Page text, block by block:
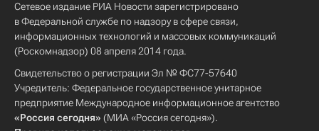
Сетевое издание РИА Новости зарегистрировано
в Федеральной службе по надзору в сфере связи,
информационных технологий и массовых коммуникаций
(Роскомнадзор) 08 апреля 2014 года.
Свидетельство о регистрации Эл № ФС77-57640
Учредитель: Федеральное государственное унитарное
предприятие Международное информационное агентство
«Россия сегодня» (МИА «Россия сегодня»).